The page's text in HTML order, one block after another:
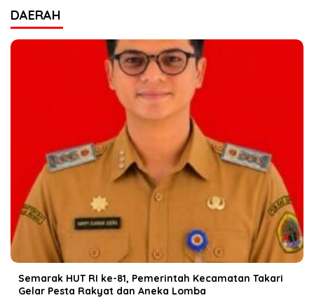
DAERAH
Semarak HUT RI ke-81, Pemerintah Kecamatan Takari
Gelar Pesta Rakyat dan Aneka Lomba